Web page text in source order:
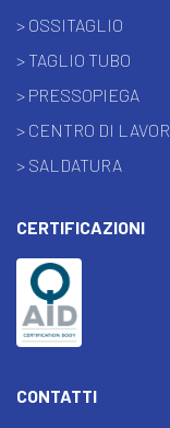
> OSSITAGLIO
> TAGLIO TUBO
> PRESSOPIEGA
> CENTRO DI
> SALDATURA
CERTIFICAZIONI
CONTATTI